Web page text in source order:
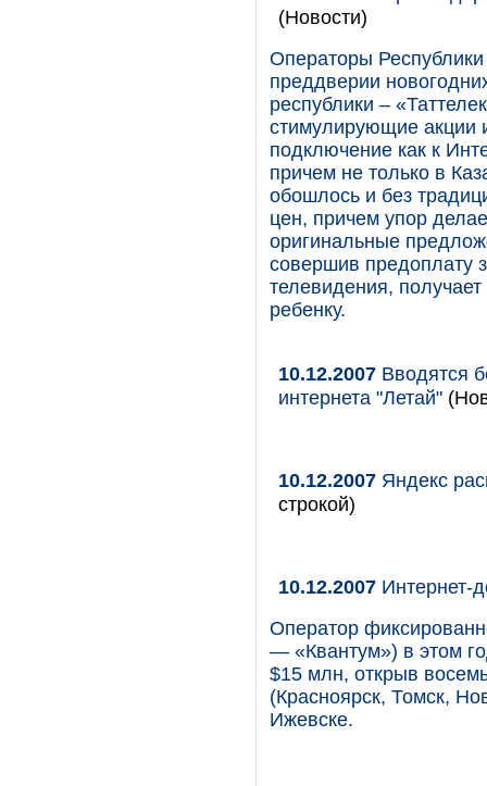
(Новости)
Операторы
преддверии
республики –
стимулирующие акции
подключение как к
причем не только в
обошлось и без
цен, причем упор
оригинальные
совершив предоплату
телевидения,
ребенку.
10.12.2007 Вводятся
интернета "Летай"
10.12.2007 Яндекс
строкой)
10.12.2007 Интернет-
Оператор
— «Квантум») в этом
$15 млн, открыв
(Красноярск, Томск,
Ижевске.